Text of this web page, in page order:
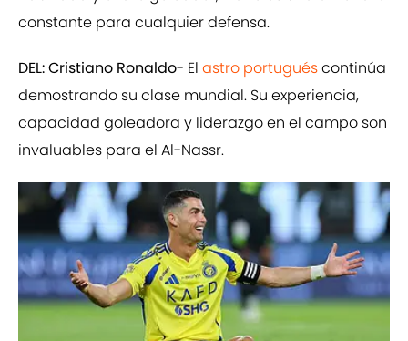
constante para cualquier defensa.
DEL: Cristiano Ronaldo- El astro portuguéscontinúa
demostrando su clase mundial. Su experiencia,
capacidad goleadora y liderazgo en el campo son
invaluables para el Al-Nassr.